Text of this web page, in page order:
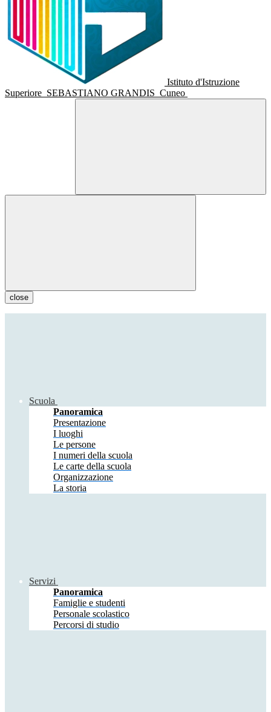
Istituto d'Istruzione
Superiore SEBASTIANO GRANDIS Cuneo
close
Scuola
Panoramica
Presentazione
I luoghi
Le persone
I numeri della scuola
Le carte della scuola
Organizzazione
La storia
Servizi
Panoramica
Famiglie e studenti
Personale scolastico
Percorsi di studio